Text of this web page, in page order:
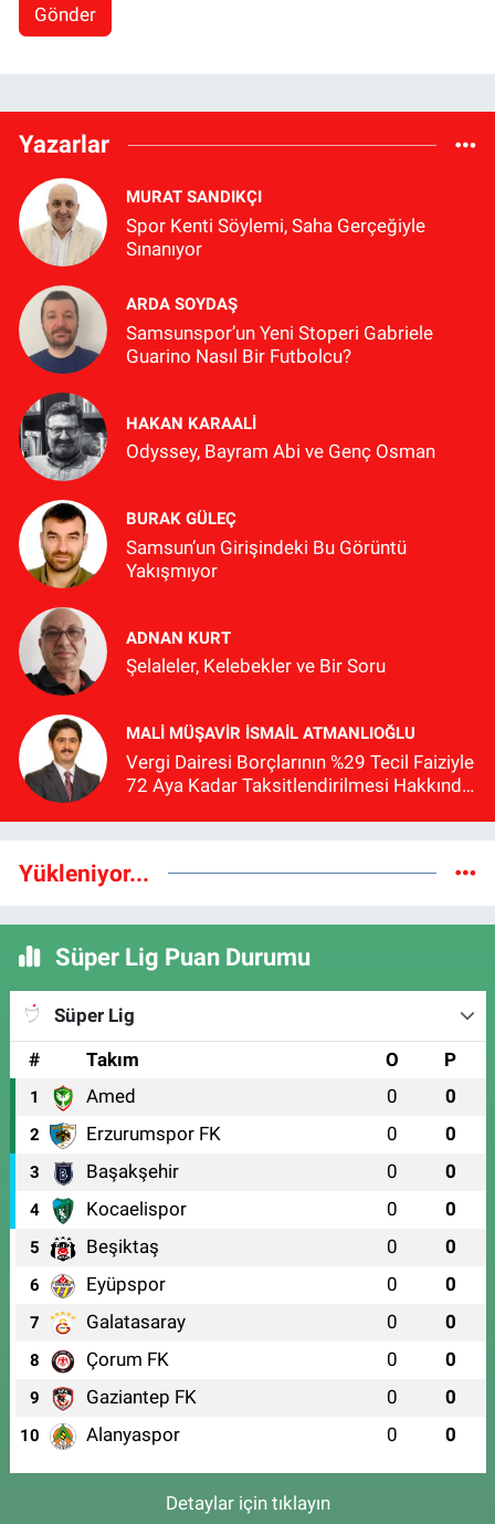
Gönder
Yazarlar
MURAT SANDIKÇI
Spor Kenti Söylemi, Saha Gerçeğiyle
Sınanıyor
ARDA SOYDAŞ
Samsunspor’un Yeni Stoperi Gabriele
Guarino Nasıl Bir Futbolcu?
HAKAN KARAALİ
Odyssey, Bayram Abi ve Genç Osman
BURAK GÜLEÇ
Samsun’un Girişindeki Bu Görüntü
Yakışmıyor
ADNAN KURT
Şelaleler, Kelebekler ve Bir Soru
MALI MÜŞAVIR İSMAIL ATMANLIOĞLU
Vergi Dairesi Borçlarının %29 Tecil Faiziyle
72 Aya Kadar Taksitlendirilmesi Hakkında
Yükleniyor...
Süper Lig Puan Durumu
Süper Lig
#
Takım O P
1 Amed 0 0
2 Erzurumspor FK 0 0
3 Başakşehir 0 0
4 Kocaelispor 0 0
5 Beşiktaş 0 0
6 Eyüpspor 0 0
7 Galatasaray 0 0
8 Çorum FK 0 0
9 Gaziantep FK 0 0
10 Alanyaspor 0 0
Detaylar için tıklayın